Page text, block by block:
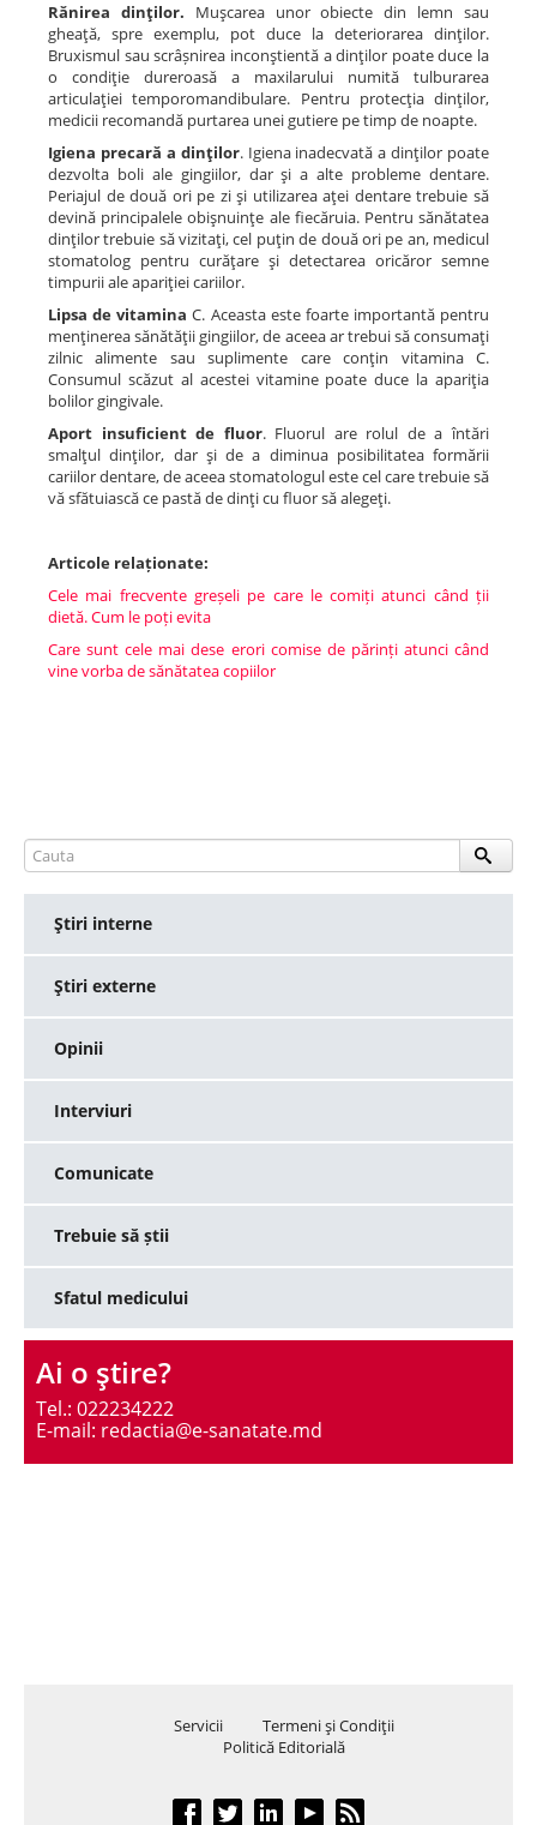
Rănirea dinţilor. Muşcarea unor obiecte din lemn sau
gheaţă, spre exemplu, pot duce la deteriorarea dinţilor.
Bruxismul sau scrâșnirea inconştientă a dinţilor poate duce la
o condiţie dureroasă a maxilarului numită tulburarea
articulaţiei temporomandibulare. Pentru protecţia dinţilor,
medicii recomandă purtarea unei gutiere pe timp de noapte.
Igiena precară a dinţilor. Igiena inadecvată a dinţilor poate
dezvolta boli ale gingiilor, dar şi a alte probleme dentare.
Periajul de două ori pe zi şi utilizarea aţei dentare trebuie să
devină principalele obişnuinţe ale fiecăruia. Pentru sănătatea
dinţilor trebuie să vizitaţi, cel puţin de două ori pe an, medicul
stomatolog pentru curăţare şi detectarea oricăror semne
timpurii ale apariţiei cariilor.
Lipsa de vitamina C. Aceasta este foarte importantă pentru
menţinerea sănătăţii gingiilor, de aceea ar trebui să consumaţi
zilnic alimente sau suplimente care conţin vitamina C.
Consumul scăzut al acestei vitamine poate duce la apariţia
bolilor gingivale.
Aport insuficient de fluor. Fluorul are rolul de a întări
smalţul dinţilor, dar şi de a diminua posibilitatea formării
cariilor dentare, de aceea stomatologul este cel care trebuie să
vă sfătuiască ce pastă de dinţi cu fluor să alegeţi.
Articole relaționate:
Cele mai frecvente greșeli pe care le comiți atunci când ții
dietă. Cum le poți evita
Care sunt cele mai dese erori comise de părinți atunci când
vine vorba de sănătatea copiilor
Ştiri interne
Ştiri externe
Opinii
Interviuri
Comunicate
Trebuie să știi
Sfatul medicului
Ai o ştire?
Tel.: 022234222
E-mail: redactia@e-sanatate.md
Servicii
Termeni şi Condiţii
Politică Editorială